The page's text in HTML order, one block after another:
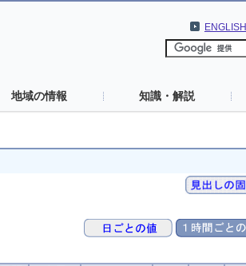
ENGLISH
地域の情報 知識・解説